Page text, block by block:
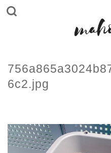
6c2.jpg